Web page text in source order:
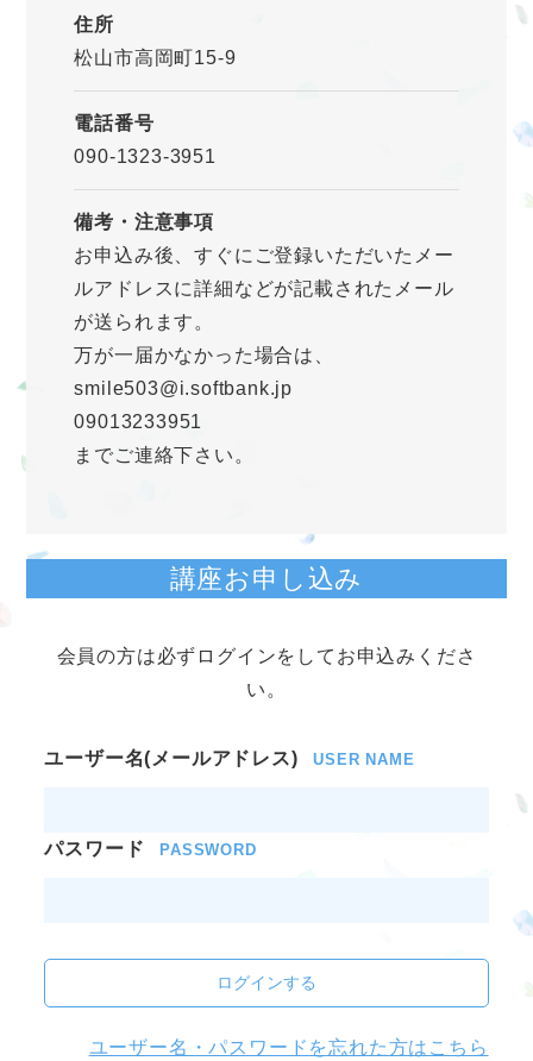
住所
松山市高岡町15-9
電話番号
090-1323-3951
備考・注意事項
お申込み後、すぐにご登録いただいたメー
ルアドレスに詳細などが記載されたメール
が送られます。
万が一届かなかった場合は、
smile503@i.softbank.jp
09013233951
までご連絡下さい。
講座お申し込み
会員の方は必ずログインをしてお申込みくださ
い。
ユーザー名(メールアドレス) USER NAME
パスワード PASSWORD
ログインする
ユーザー名・パスワードを忘れた方はこちら